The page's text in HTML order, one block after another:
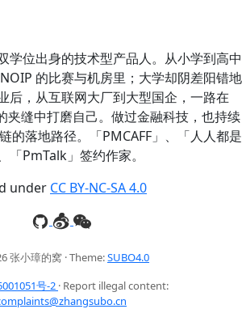
学位出身的技术型产品人。从小学到高中
的比赛与机房里；大学却阴差阳错地
后，从互联网大厂到大型国企，一路在
夹缝中打磨自己。做过金融科技，也持续
的落地路径。「PMCAFF」、「人人都是
「PmTalk」签约作家。
under CC BY-NC-SA 4.0
张小璋的窝 · Theme:SUBO4.0
号-2 · Report illegal content: